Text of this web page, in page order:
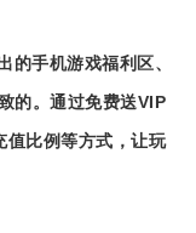
的手机游戏福利区、
的。通过免费送VIP
值比例等方式，让玩